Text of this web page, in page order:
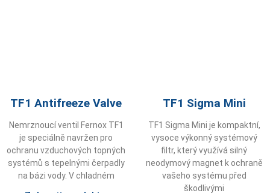
TF1 Antifreeze Valve
Nemrznoucí ventil Fernox TF1
je speciálně navržen pro
ochranu vzduchových topných
systémů s tepelnými čerpadly
na bázi vody. V chladném
TF1 Sigma Mini
TF1 Sigma Mini je kompaktní,
vysoce výkonný systémový
filtr, který využívá silný
neodymový magnet k ochraně
vašeho systému před
škodlivými